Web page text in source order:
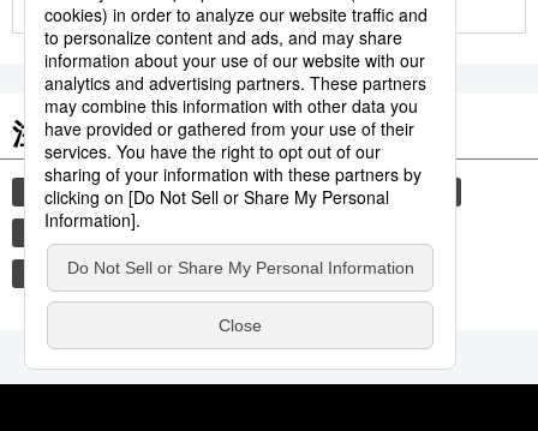
注目のキーワード
共同通信ニュース 観光 気象・災害
新幹線
鉄道
気象庁